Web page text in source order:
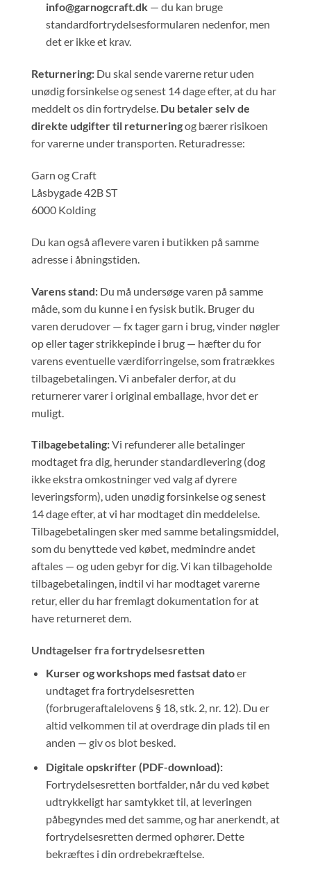
info@garnogcraft.dk— du kan bruge
standardfortrydelsesformularen nedenfor, men
det er ikke et krav.
Returnering: Du skal sende varerne retur uden
unødig forsinkelse og senest 14 dage efter, at du har
meddelt os din fortrydelse. Du betaler selv de
direkte udgifter til returneringog bærer risikoen
for varerne under transporten. Returadresse:
Garn og Craft
Låsbygade 42B ST
6000 Kolding
Du kan også aflevere varen i butikken på samme
adresse i åbningstiden.
Varens stand: Du må undersøge varen på samme
måde, som du kunne i en fysisk butik. Bruger du
varen derudover — fx tager garn i brug, vinder nøgler
op eller tager strikkepinde i brug — hæfter du for
varens eventuelle værdiforringelse, som fratrækkes
tilbagebetalingen. Vi anbefaler derfor, at du
returnerer varer i original emballage, hvor det er
muligt.
Tilbagebetaling:Vi refunderer alle betalinger
modtaget fra dig, herunder standardlevering (dog
ikke ekstra omkostninger ved valg af dyrere
leveringsform), uden unødig forsinkelse og senest
14 dage efter, at vi har modtaget din meddelelse.
Tilbagebetalingen sker med samme betalingsmiddel,
som du benyttede ved købet, medmindre andet
aftales — og uden gebyr for dig. Vi kan tilbageholde
tilbagebetalingen, indtil vi har modtaget varerne
retur, eller du har fremlagt dokumentation for at
have returneret dem.
Undtagelser fra fortrydelsesretten
Kurser og workshops med fastsat datoer
undtaget fra fortrydelsesretten
(forbrugeraftalelovens § 18, stk. 2, nr. 12). Du er
altid velkommen til at overdrage din plads til en
anden — giv os blot besked.
Digitale opskrifter (PDF-download):
Fortrydelsesretten bortfalder, når du ved købet
udtrykkeligt har samtykket til, at leveringen
påbegyndes med det samme, og har anerkendt, at
fortrydelsesretten dermed ophører. Dette
bekræftes i din ordrebekræftelse.